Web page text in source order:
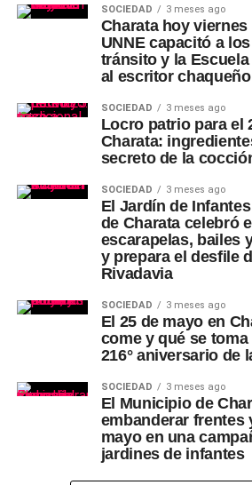
SOCIEDAD 3 meses ago
Charata hoy viernes
UNNE capacitó a
tránsito y la Escuela
al escritor
SOCIEDAD 3 meses ago
Locro patrio para el
Charata:
secreto de la
SOCIEDAD 3 meses ago
El Jardín de
de Charata celebró
escarapelas, bailes
y prepara el desfile
Rivadavia
SOCIEDAD 3 meses ago
El 25 de mayo en
come y qué se toma
216° aniversario de
SOCIEDAD 3 meses ago
El Municipio de
embanderar frentes
mayo en una
jardines de infantes